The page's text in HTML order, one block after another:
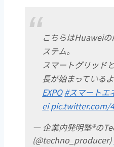
こちらはHuawei
ステム。
スマートグリッド
長が始まっているよ
EXPO #スマートエ
ei pic.twitter.com/
— 企業内発明塾®の
(@techno_producer)